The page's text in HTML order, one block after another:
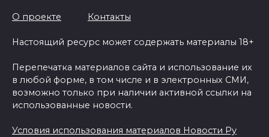
О проекте Контакты
Настоящий ресурс может содержать материалы 18+
Перепечатка материалов сайта и использование их
в любой форме, в том числе и в электронных СМИ,
возможно только при наличии активной ссылки на
использованные новости.
Условия использования материалов Новости Ру